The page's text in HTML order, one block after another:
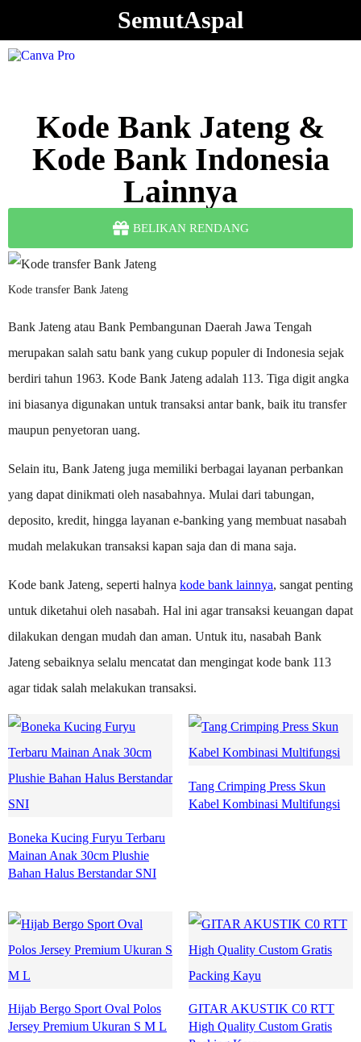
SemutAspal
Kode Bank Jateng &
Kode Bank Indonesia
Lainnya
BELIKAN RENDANG
Kode transfer Bank Jateng
Bank Jateng atau Bank Pembangunan Daerah Jawa Tengah
merupakan salah satu bank yang cukup populer di Indonesia sejak
berdiri tahun 1963. Kode Bank Jateng adalah 113. Tiga digit angka
ini biasanya digunakan untuk transaksi antar bank, baik itu transfer
maupun penyetoran uang.
Selain itu, Bank Jateng juga memiliki berbagai layanan perbankan
yang dapat dinikmati oleh nasabahnya. Mulai dari tabungan,
deposito, kredit, hingga layanan e-banking yang membuat nasabah
mudah melakukan transaksi kapan saja dan di mana saja.
Kode bank Jateng, seperti halnya kode bank lainnya, sangat penting
untuk diketahui oleh nasabah. Hal ini agar transaksi keuangan dapat
dilakukan dengan mudah dan aman. Untuk itu, nasabah Bank
Jateng sebaiknya selalu mencatat dan mengingat kode bank 113
agar tidak salah melakukan transaksi.
Boneka Kucing Furyu Terbaru
Mainan Anak 30cm Plushie
Bahan Halus Berstandar SNI
Tang Crimping Press Skun
Kabel Kombinasi Multifungsi
Hijab Bergo Sport Oval Polos
Jersey Premium Ukuran S M L
GITAR AKUSTIK C0 RTT
High Quality Custom Gratis